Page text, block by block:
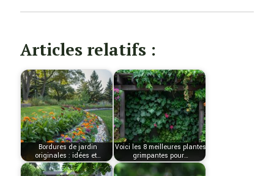
Articles relatifs :
Bordures de jardin
originales : idées et…
Voici les 8 meilleures plantes
grimpantes pour…